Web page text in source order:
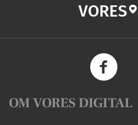
VORES
OM VORES DIGITAL